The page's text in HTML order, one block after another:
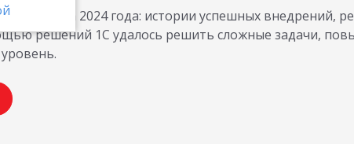
конкурса 2024 года: истории успешных внедрений,
решений 1С удалось решить сложные задачи,